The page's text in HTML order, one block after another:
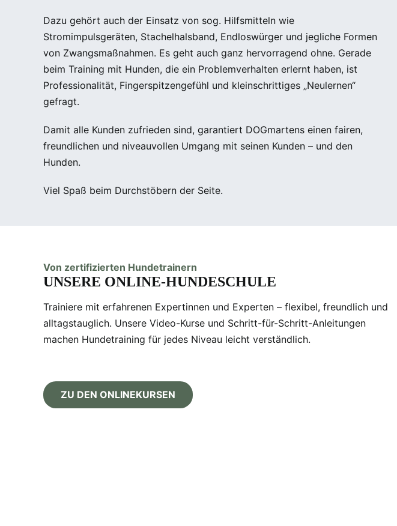
Dazu gehört auch der Einsatz von sog. Hilfsmitteln wie
Stromimpulsgeräten, Stachelhalsband, Endloswürger und jegliche Formen
von Zwangsmaßnahmen. Es geht auch ganz hervorragend ohne. Gerade
beim Training mit Hunden, die ein Problemverhalten erlernt haben, ist
Professionalität, Fingerspitzengefühl und kleinschrittiges „Neulernen“
gefragt.
Damit alle Kunden zufrieden sind, garantiert DOGmartens einen fairen,
freundlichen und niveauvollen Umgang mit seinen Kunden – und den
Hunden.
Viel Spaß beim Durchstöbern der Seite.
Von zertifizierten Hundetrainern
UNSERE ONLINE-HUNDESCHULE
Trainiere mit erfahrenen Expertinnen und Experten – flexibel, freundlich und
alltagstauglich. Unsere Video-Kurse und Schritt-für-Schritt-Anleitungen
machen Hundetraining für jedes Niveau leicht verständlich.
ZU DEN ONLINEKURSEN